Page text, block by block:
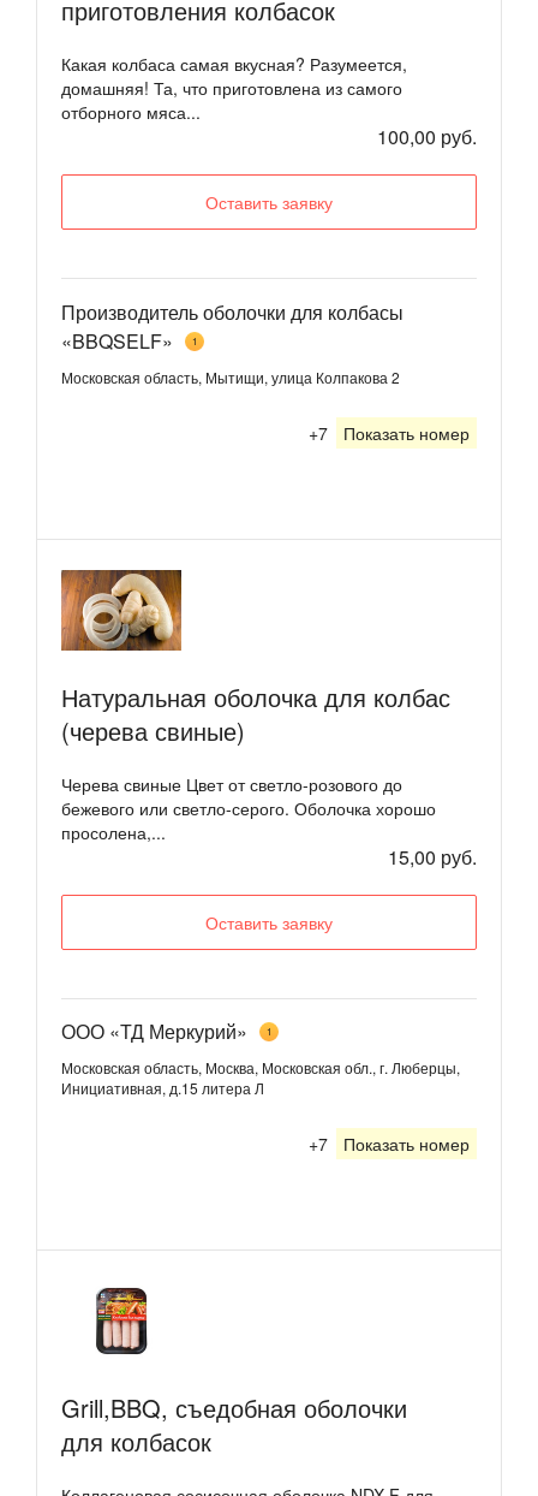
приготовления колбасок
Какая колбаса самая вкусная? Разумеется,
домашняя! Та, что приготовлена из самого
отборного мяса...
100,00 руб.
Оставить заявку
Производитель оболочки для колбасы
«BBQSELF»
1
Московская область, Мытищи, улица Колпакова 2
+7 Показать номер
Натуральная оболочка для колбас
(черева свиные)
Черева свиные Цвет от светло-розового до
бежевого или светло-серого. Оболочка хорошо
просолена,...
15,00 руб.
Оставить заявку
ООО «ТД Меркурий» 1
Московская область, Москва, Московская обл., г. Люберцы,
Инициативная, д.15 литера Л
+7 Показать номер
Grill,BBQ, съедобная оболочки
для колбасок